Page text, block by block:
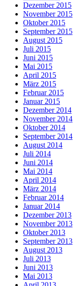
Dezember 2015
November 2015
Oktober 2015
September 2015
August 2015
Juli 2015
Juni 2015
Mai 2015
April 2015
März 2015
Februar 2015
Januar 2015
Dezember 2014
November 2014
Oktober 2014
September 2014
August 2014
Juli 2014
Juni 2014
Mai 2014
April 2014
März 2014
Februar 2014
Januar 2014
Dezember 2013
November 2013
Oktober 2013
September 2013
August 2013
Juli 2013
Juni 2013
Mai 2013